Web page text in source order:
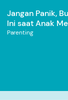
Jangan Panik,
Ini saat Anak
Parenting